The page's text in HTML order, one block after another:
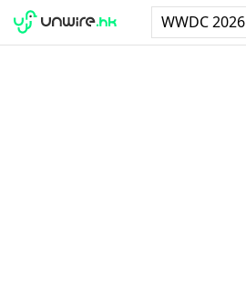
WWDC 2026